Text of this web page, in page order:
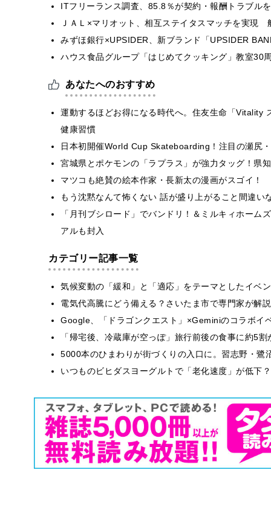
ITフリーランス調査、85.8％が契約・報酬トラブ
ＪＡＬ×マリオット、相互ステイタスマッチを実
みずほ銀行×UPSIDER、新ブランド「UPSIDER
ハウス食品グループ「はじめてクッキング」教室
あなたへのおすすめ
運動するほどお得になる時代へ。住友生命「Vitality
健康習慣
日本初開催World Cup Skateboarding！注目の瀬尻
宮城県とポケモンの「ラプラス」が強力タッグ！県
マツコも絶賛の絵本作家・長新太の漫画がスゴイ！
もう沈黙なんて怖くない 話が盛り上がること間違い
「月刊ブシロード」でバンドリ！＆ミルキィホーム
アルも封入
カテゴリー記事一覧
気候変動の「緩和」と「適応」をテーマとしたイベ
電気代高騰にどう備える？さいたま市で専門家が解
Google、「ドラゴンクエスト」×Geminiのコラボイ
「帰宅後、冷蔵庫が空っぽ」旅行前後の食事に約5
5000本のひまわりが街づくりの入口に。習志野・
いつものビヒダスヨーグルトで「老化速度」が低